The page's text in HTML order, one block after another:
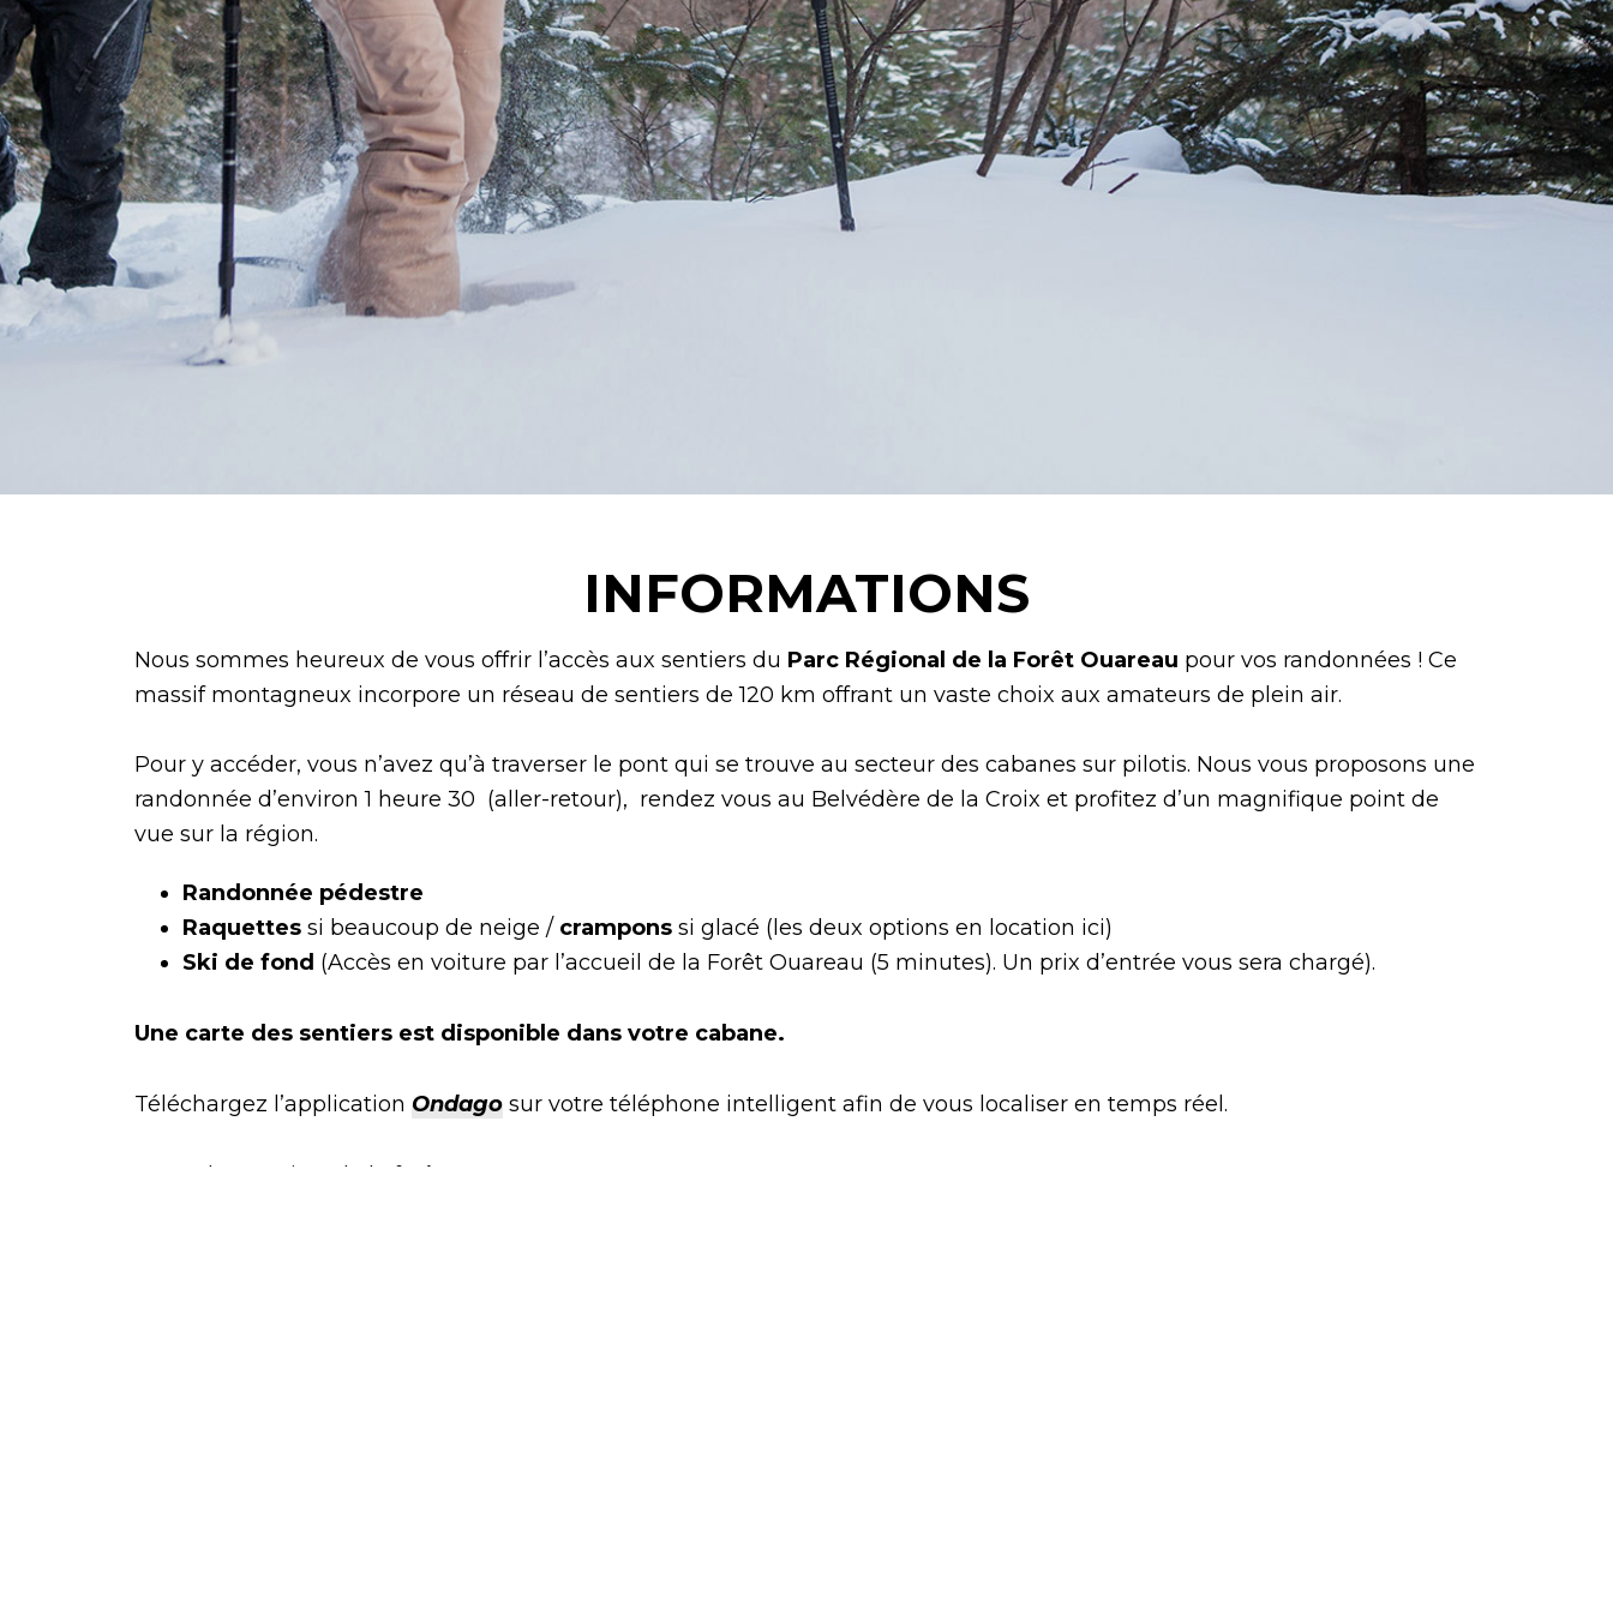
INFORMATIONS
Nous sommes heureux de vous offrir l’accès aux sentiers du Parc Régional de la Forêt Ouareau pour vos randonnées ! Ce
massif montagneux incorpore un réseau de sentiers de 120 km offrant un vaste choix aux amateurs de plein air.
Pour y accéder, vous n’avez qu’à traverser le pont qui se trouve au secteur des cabanes sur pilotis. Nous vous proposons une
randonnée d’environ 1 heure 30 (aller-retour), rendez vous au Belvédère de la Croix et profitez d’un magnifique point de
vue sur la région.
Randonnée pédestre
Raquettes si beaucoup de neige /crampons si glacé (les deux options en location ici)
Ski de fond (Accès en voiture par l’accueil de la Forêt Ouareau (5 minutes). Un prix d’entrée vous sera chargé).
Une carte des sentiers est disponible dans votre cabane.
Téléchargez l’application Ondago sur votre téléphone intelligent afin de vous localiser en temps réel.
Carte des sentiers de la forêt Ouareau